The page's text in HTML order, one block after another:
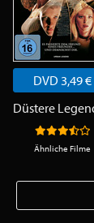
DVD 3,49 €
Ähnliche Filme